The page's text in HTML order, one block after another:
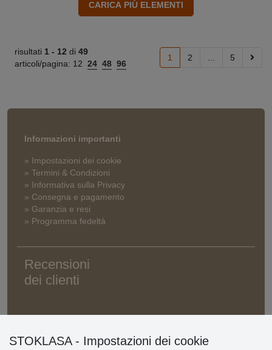
risultati 1 - 12 di 49
articoli/pagina: 12 24 48 96
1 2 5
Informazioni importanti
» Impostazioni dei cookie
» Termini & Condizioni
» Informativa sulla Privacy
» Consegna e pagamento
» Garanzia e resi
» Programma fedeltà
Recensioni
dei clienti
STOKLASA - Impostazioni dei cookie